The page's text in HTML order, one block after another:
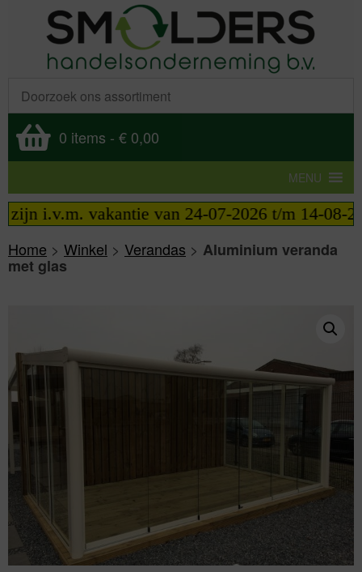
0 items - € 0,00
MENU
vakantie van 24-07-2026 t/m 14-08-
Home > Winkel > Verandas > Aluminium veranda
met glas